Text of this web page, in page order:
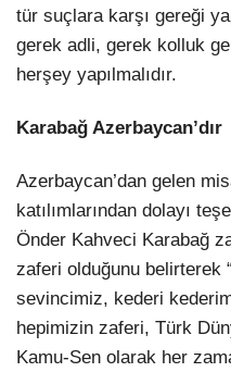
tür suçlara karşı gereği
gerek adli, gerek kolluk
herşey yapılmalıdır.
Karabağ Azerbaycan’dır
Azerbaycan’dan gelen
katılımlarından dolayı
Önder Kahveci Karabağ
zaferi olduğunu belirterek
sevincimiz, kederi
hepimizin zaferi, Türk
Kamu-Sen olarak her